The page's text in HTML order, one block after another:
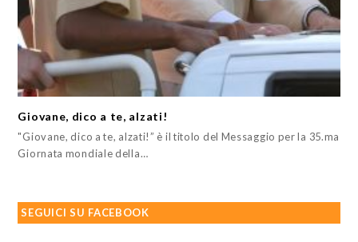
Giovane, dico a te, alzati!
"Giovane, dico a te, alzati!” è il titolo del Messaggio per la 35.ma
Giornata mondiale della…
SEGUICI SU FACEBOOK